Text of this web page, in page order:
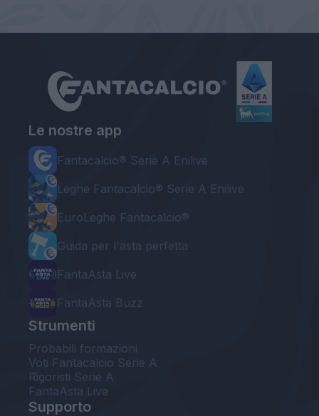
Le nostre app
Fantacalcio® Serie A Enilive
Leghe Fantacalcio® Serie A Enilive
EuroLeghe Fantacalcio®
Guida per l'asta perfetta
FantaAsta Live
FantaAsta Buzz
Strumenti
Probabili formazioni
Voti Fantacalcio Serie A
Rigoristi Serie A
FantaAsta Live
Supporto